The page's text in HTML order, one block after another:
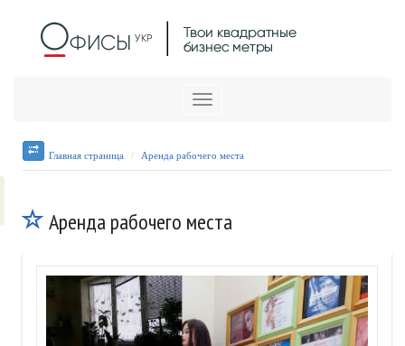
Меню
Главная страница Аренда рабочего места
Аренда рабочего места